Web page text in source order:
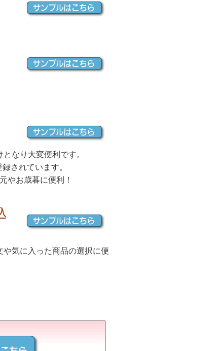
なり大変便利です。
されています。
やお歳暮に便利！
気に入った商品の選択に便